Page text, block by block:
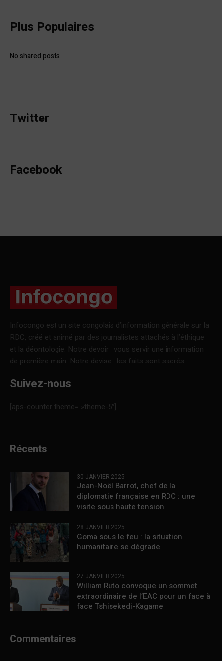
Plus Populaires
No shared posts
Twitter
Facebook
Infocongo est un site congolais d’information générale sur la
RDC, créé et animé par des journalistes attachés à l’éthique
et la déontologie. Notre devoir : vous servir une information
de première main. Notre devise : les faits sont sacrés.
Suivez-nous
[aps-counter theme= »theme-5″]
Récents
30 JANVIER 2025
Jean-Noël Barrot, chef de la
diplomatie française en RDC : une
visite sous haute tension
28 JANVIER 2025
Goma sous le feu : la situation
humanitaire se dégrade
27 JANVIER 2025
William Ruto convoque un sommet
extraordinaire de l’EAC pour un face à
face Tshisekedi-Kagame
Commentaires